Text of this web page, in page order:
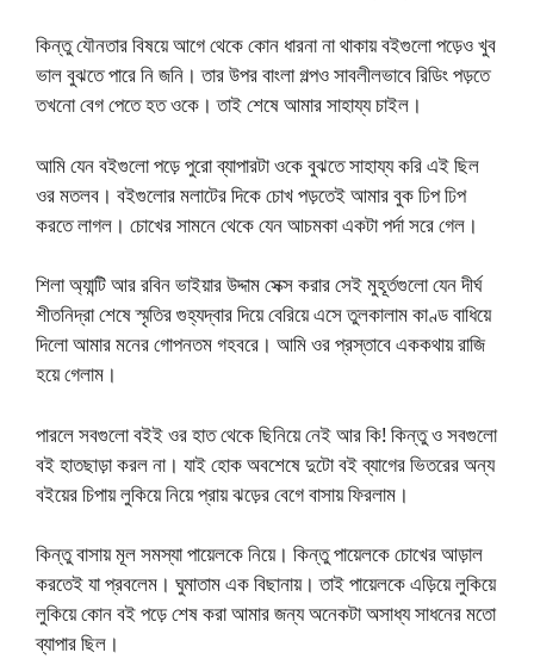
কিন্তু যৌনতার বিষয়ে আগে থেকে কোন ধারনা না থাকায় বইগুলো পড়েও খুব
ভাল বুঝতে পারে নি জনি। তার উপর বাংলা গল্পও সাবলীলভাবে রিডিং পড়তে
তখনো বেগ পেতে হত ওকে। তাই শেষে আমার সাহায্য চাইল।
আমি যেন বইগুলো পড়ে পুরো ব্যাপারটা ওকে বুঝতে সাহায্য করি এই ছিল
ওর মতলব। বইগুলোর মলাটের দিকে চোখ পড়তেই আমার বুক ঢিপ ঢিপ
করতে লাগল। চোখের সামনে থেকে যেন আচমকা একটা পর্দা সরে গেল।
শিলা অ্যান্টি আর রবিন ভাইয়ার উদ্দাম সেক্স করার সেই মুহূর্তগুলো যেন দীর্ঘ
শীতনিদ্রা শেষে স্মৃতির গুহ্যদ্বার দিয়ে বেরিয়ে এসে তুলকালাম কাণ্ড বাধিয়ে
দিলো আমার মনের গোপনতম গহবরে। আমি ওর প্রস্তাবে এককথায় রাজি
হয়ে গেলাম।
পারলে সবগুলো বইই ওর হাত থেকে ছিনিয়ে নেই আর কি! কিন্তু ও সবগুলো
বই হাতছাড়া করল না। যাই হোক অবশেষে দুটো বই ব্যাগের ভিতরের অন্য
বইয়ের চিপায় লুকিয়ে নিয়ে প্রায় ঝড়ের বেগে বাসায় ফিরলাম।
কিন্তু বাসায় মূল সমস্যা পায়েলকে নিয়ে। কিন্তু পায়েলকে চোখের আড়াল
করতেই যা প্রবলেম। ঘুমাতাম এক বিছানায়। তাই পায়েলকে এড়িয়ে লুকিয়ে
লুকিয়ে কোন বই পড়ে শেষ করা আমার জন্য অনেকটা অসাধ্য সাধনের মতো
ব্যাপার ছিল।